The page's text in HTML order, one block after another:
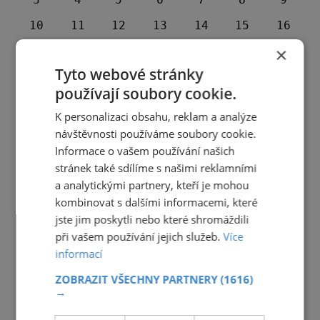
10
11 12 13 14 15
16
23
25 26 27 28
1 2 3 4
×
Tyto webové stránky
používají soubory cookie.
K personalizaci obsahu, reklam a analýze
návštěvnosti používáme soubory cookie.
Informace o vašem používání našich
stránek také sdílíme s našimi reklamními
a analytickými partnery, kteří je mohou
kombinovat s dalšími informacemi, které
jste jim poskytli nebo které shromáždili
při vašem používání jejich služeb.Více
informací
ZOBRAZIT VŠECHNY PARTNERY(1616)
→